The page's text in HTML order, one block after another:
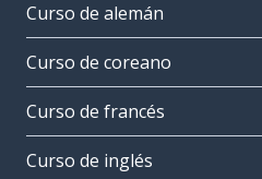
Curso de alemán
Curso de coreano
Curso de francés
Curso de inglés